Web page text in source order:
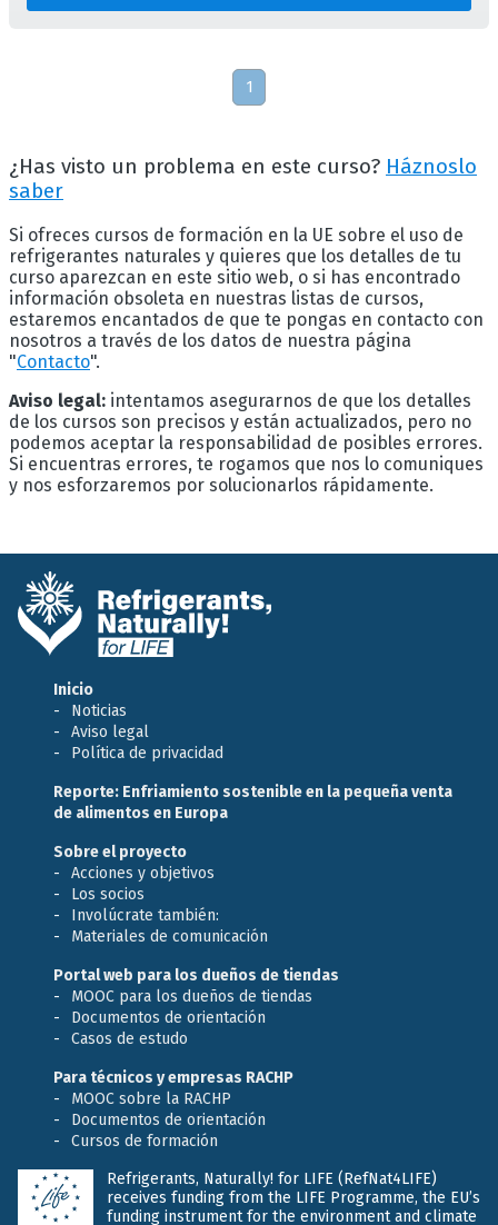
1
¿Has visto un problema en este curso? Háznoslo
saber
Si ofreces cursos de formación en la UE sobre el uso de
refrigerantes naturales y quieres que los detalles de tu
curso aparezcan en este sitio web, o si has encontrado
información obsoleta en nuestras listas de cursos,
estaremos encantados de que te pongas en contacto con
nosotros a través de los datos de nuestra página
"Contacto".
Aviso legal: intentamos asegurarnos de que los detalles
de los cursos son precisos y están actualizados, pero no
podemos aceptar la responsabilidad de posibles errores.
Si encuentras errores, te rogamos que nos lo comuniques
y nos esforzaremos por solucionarlos rápidamente.
Inicio
Noticias
Aviso legal
Política de privacidad
Reporte: Enfriamiento sostenible en la pequeña venta
de alimentos en Europa
Sobre el proyecto
Acciones y objetivos
Los socios
Involúcrate también:
Materiales de comunicación
Portal web para los dueños de tiendas
MOOC para los dueños de tiendas
Documentos de orientación
Casos de estudo
Para técnicos y empresas RACHP
MOOC sobre la RACHP
Documentos de orientación
Cursos de formación
Refrigerants, Naturally! for LIFE (RefNat4LIFE)
receives funding from the LIFE Programme, the EU’s
funding instrument for the environment and climate